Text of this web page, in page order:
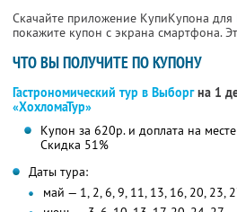
Скачайте приложение КупиКупона для
покажите купон с экрана смартфона.
ЧТО ВЫ ПОЛУЧИТЕ ПО КУПОНУ
Гастрономический тур в Выборгна 1
«ХохломаТур»
Купон за 620р. и доплата на
Скидка 51%
Даты тура:
май — 1, 2, 6, 9, 11, 13, 16, 20, 23,